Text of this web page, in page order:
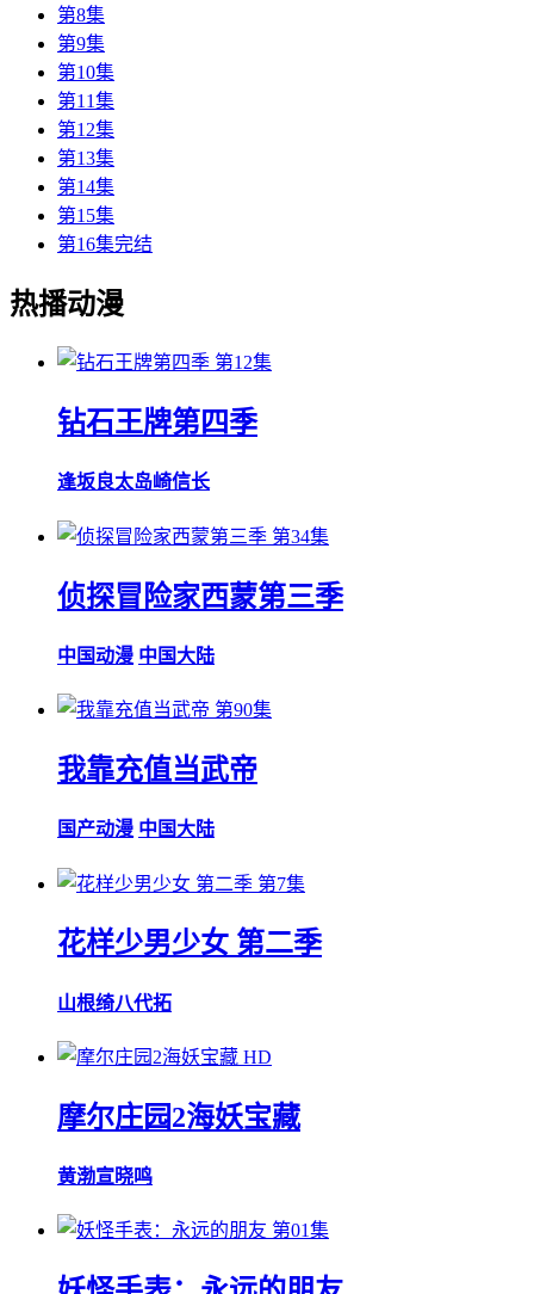
第8集
第9集
第10集
第11集
第12集
第13集
第14集
第15集
第16集完结
热播动漫
第12集
钻石王牌第四季
逢坂良太岛崎信长
第34集
侦探冒险家西蒙第三季
中国动漫 中国大陆
第90集
我靠充值当武帝
国产动漫 中国大陆
第7集
花样少男少女 第二季
山根绮八代拓
HD
摩尔庄园2海妖宝藏
黄渤宣晓鸣
第01集